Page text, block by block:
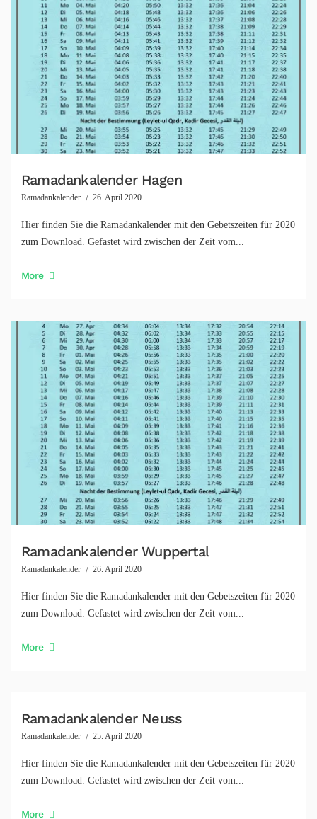
Ramadankalender Hagen
Ramadankalender 26. April 2020
Hier finden Sie die Ramadankalender mit den Gebetszeiten für 2020
zum Download. Gefastet wird zwischen der Zeit vom...
More
Ramadankalender Wuppertal
Ramadankalender 26. April 2020
Hier finden Sie die Ramadankalender mit den Gebetszeiten für 2020
zum Download. Gefastet wird zwischen der Zeit vom...
More
Ramadankalender Neuss
Ramadankalender 25. April 2020
Hier finden Sie die Ramadankalender mit den Gebetszeiten für 2020
zum Download. Gefastet wird zwischen der Zeit vom...
More